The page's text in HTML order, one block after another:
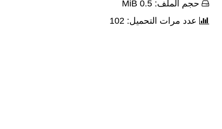
حجم الملف: 0.5 MiB
عدد مرات التحميل: 102